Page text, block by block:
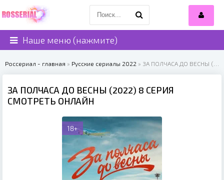
Наше меню (нажмите)
Россериал - главная » Русские сериалы 2022 » ЗА ПОЛЧАСА ДО ВЕСНЫ (2022)
ЗА ПОЛЧАСА ДО ВЕСНЫ (2022) 8 СЕРИЯ
СМОТРЕТЬ ОНЛАЙН
18+